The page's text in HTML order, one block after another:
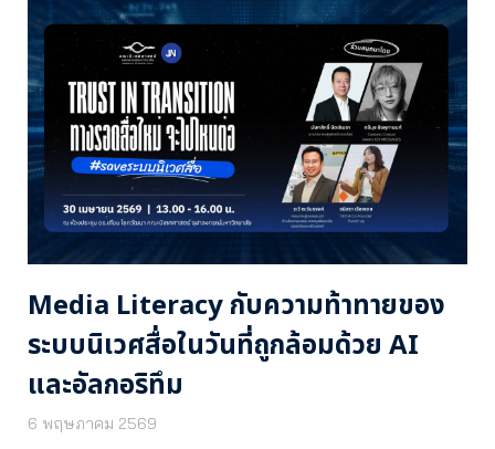
Media Literacy กับความท้าทายของ
ระบบนิเวศสื่อในวันที่ถูกล้อมด้วย AI
และอัลกอริทึม
6 พฤษภาคม 2569